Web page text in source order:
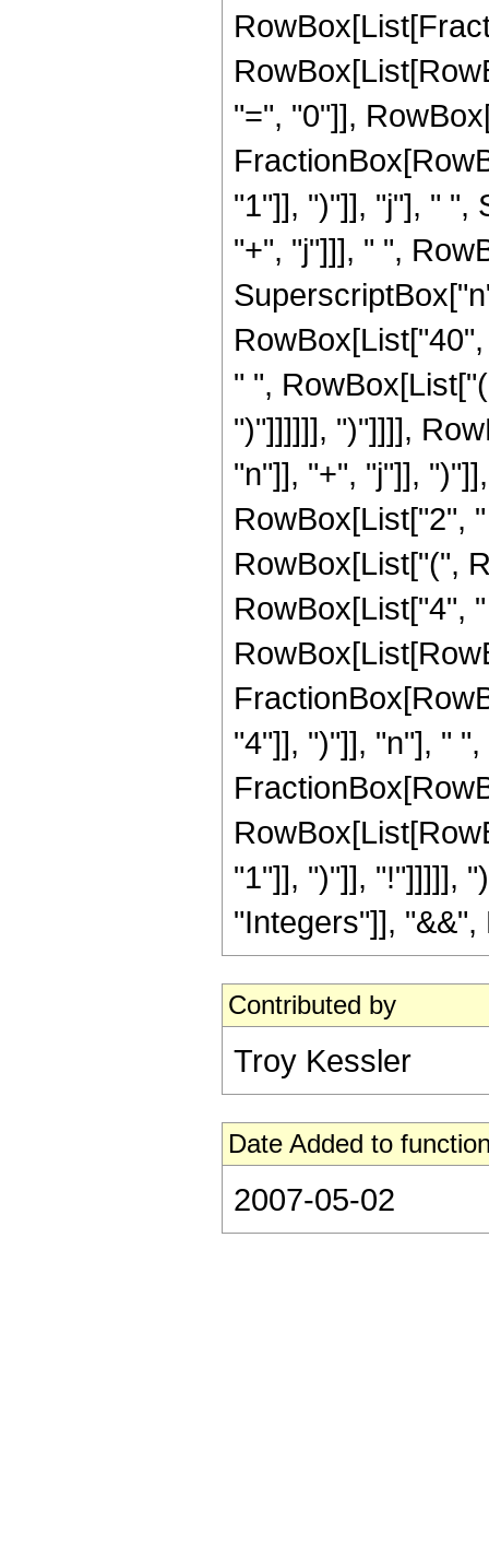
"=", "0"]],
"1"]], ")"]], "j"], " ",
"+", "j"]]], " ",
" ",
")"]]]]]], ")"]]]],
"n"]], "+", "j"]],
RowBox[List["2",
RowBox[List["(",
RowBox[List["4",
"4"]], ")"]], "n"], "
"1"]], ")"]], "!"]]]]],
"Integers"]],
Contributed by
Troy Kessler
Date Added to
2007-05-02